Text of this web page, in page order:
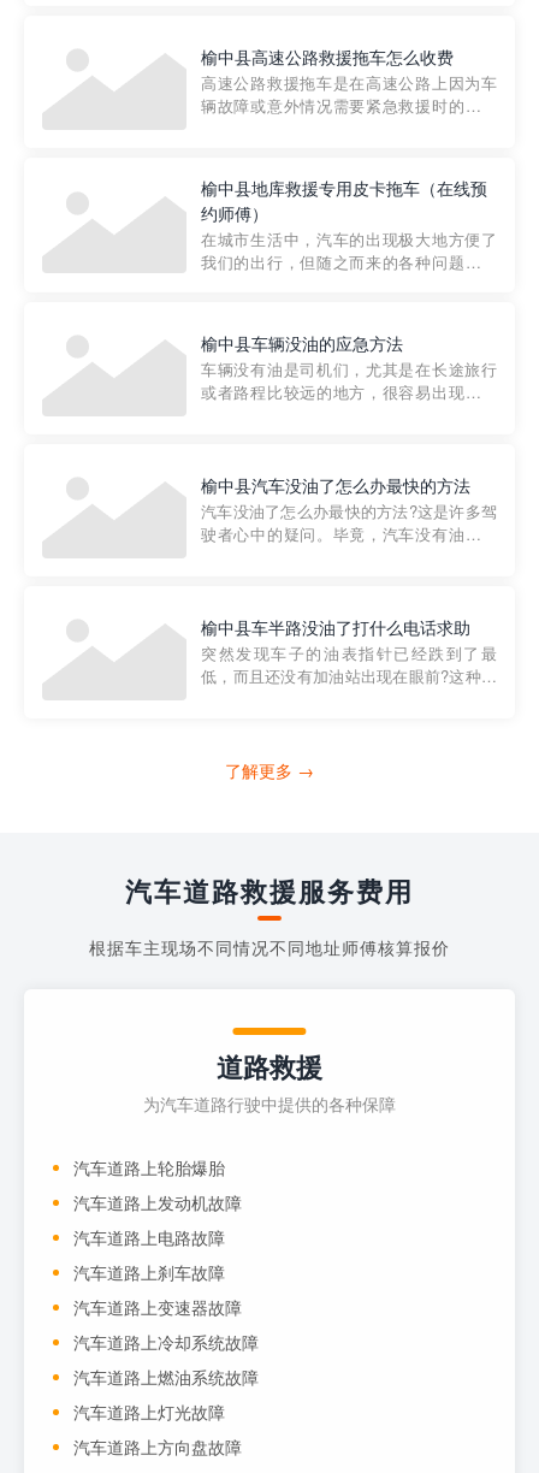
细解析一下市区事故救援拖车的收费标
准，以及在选用拖车服务时应注...
榆中县高速公路救援拖车怎么收费
高速公路救援拖车是在高速公路上因为车
辆故障或意外情况需要紧急救援时的必备
路救援拖车的收费标准是由当地交通管理
部门制定的。起步价通...
榆中县地库救援专用皮卡拖车（在线预
约师傅）
在城市生活中，汽车的出现极大地方便了
我们的出行，但随之而来的各种问题也让
紧急情况下，我们需要一种高效可靠的救
援方式。而这时，地库救援专...
榆中县车辆没油的应急方法
车辆没有油是司机们，尤其是在长途旅行
或者路程比较远的地方，很容易出现这种
的送油师傅，解决没油的紧急情况。 首
先，让我们来了解一下穿...
榆中县汽车没油了怎么办最快的方法
汽车没油了怎么办最快的方法?这是许多驾
驶者心中的疑问。毕竟，汽车没有油就无
越者小程序是一款专门解决汽车没油问题
的在线服务平台。通过...
榆中县车半路没油了打什么电话求助
突然发现车子的油表指针已经跌到了最
低，而且还没有加油站出现在眼前?这种情
打4006363122请求送油人员来帮助你。
了解更多 →
汽车道路救援服务费用
根据车主现场不同情况不同地址师傅核算报价
道路救援
为汽车道路行驶中提供的各种保障
汽车道路上轮胎爆胎
汽车道路上发动机故障
汽车道路上电路故障
汽车道路上刹车故障
汽车道路上变速器故障
汽车道路上冷却系统故障
汽车道路上燃油系统故障
汽车道路上灯光故障
汽车道路上方向盘故障